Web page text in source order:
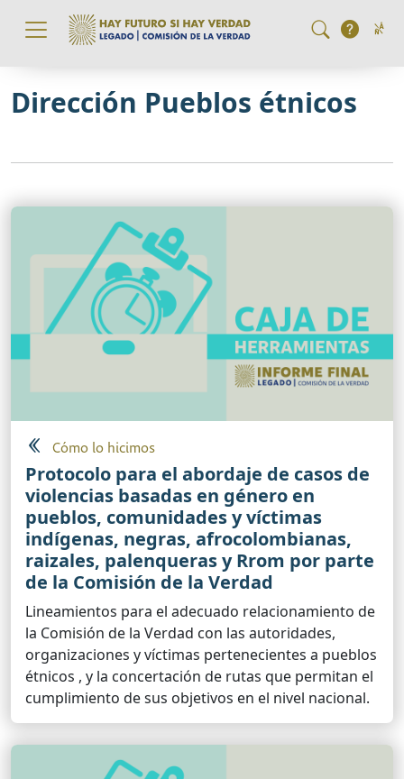
Pasar al contenido principal
Dirección Pueblos étnicos
Cómo lo hicimos
Protocolo para el abordaje de casos de
violencias basadas en género en
pueblos, comunidades y víctimas
indígenas, negras, afrocolombianas,
raizales, palenqueras y Rrom por parte
de la Comisión de la Verdad
Lineamientos para el adecuado relacionamiento de
la Comisión de la Verdad con las autoridades,
organizaciones y víctimas pertenecientes a pueblos
étnicos , y la concertación de rutas que permitan el
cumplimiento de sus objetivos en el nivel nacional.